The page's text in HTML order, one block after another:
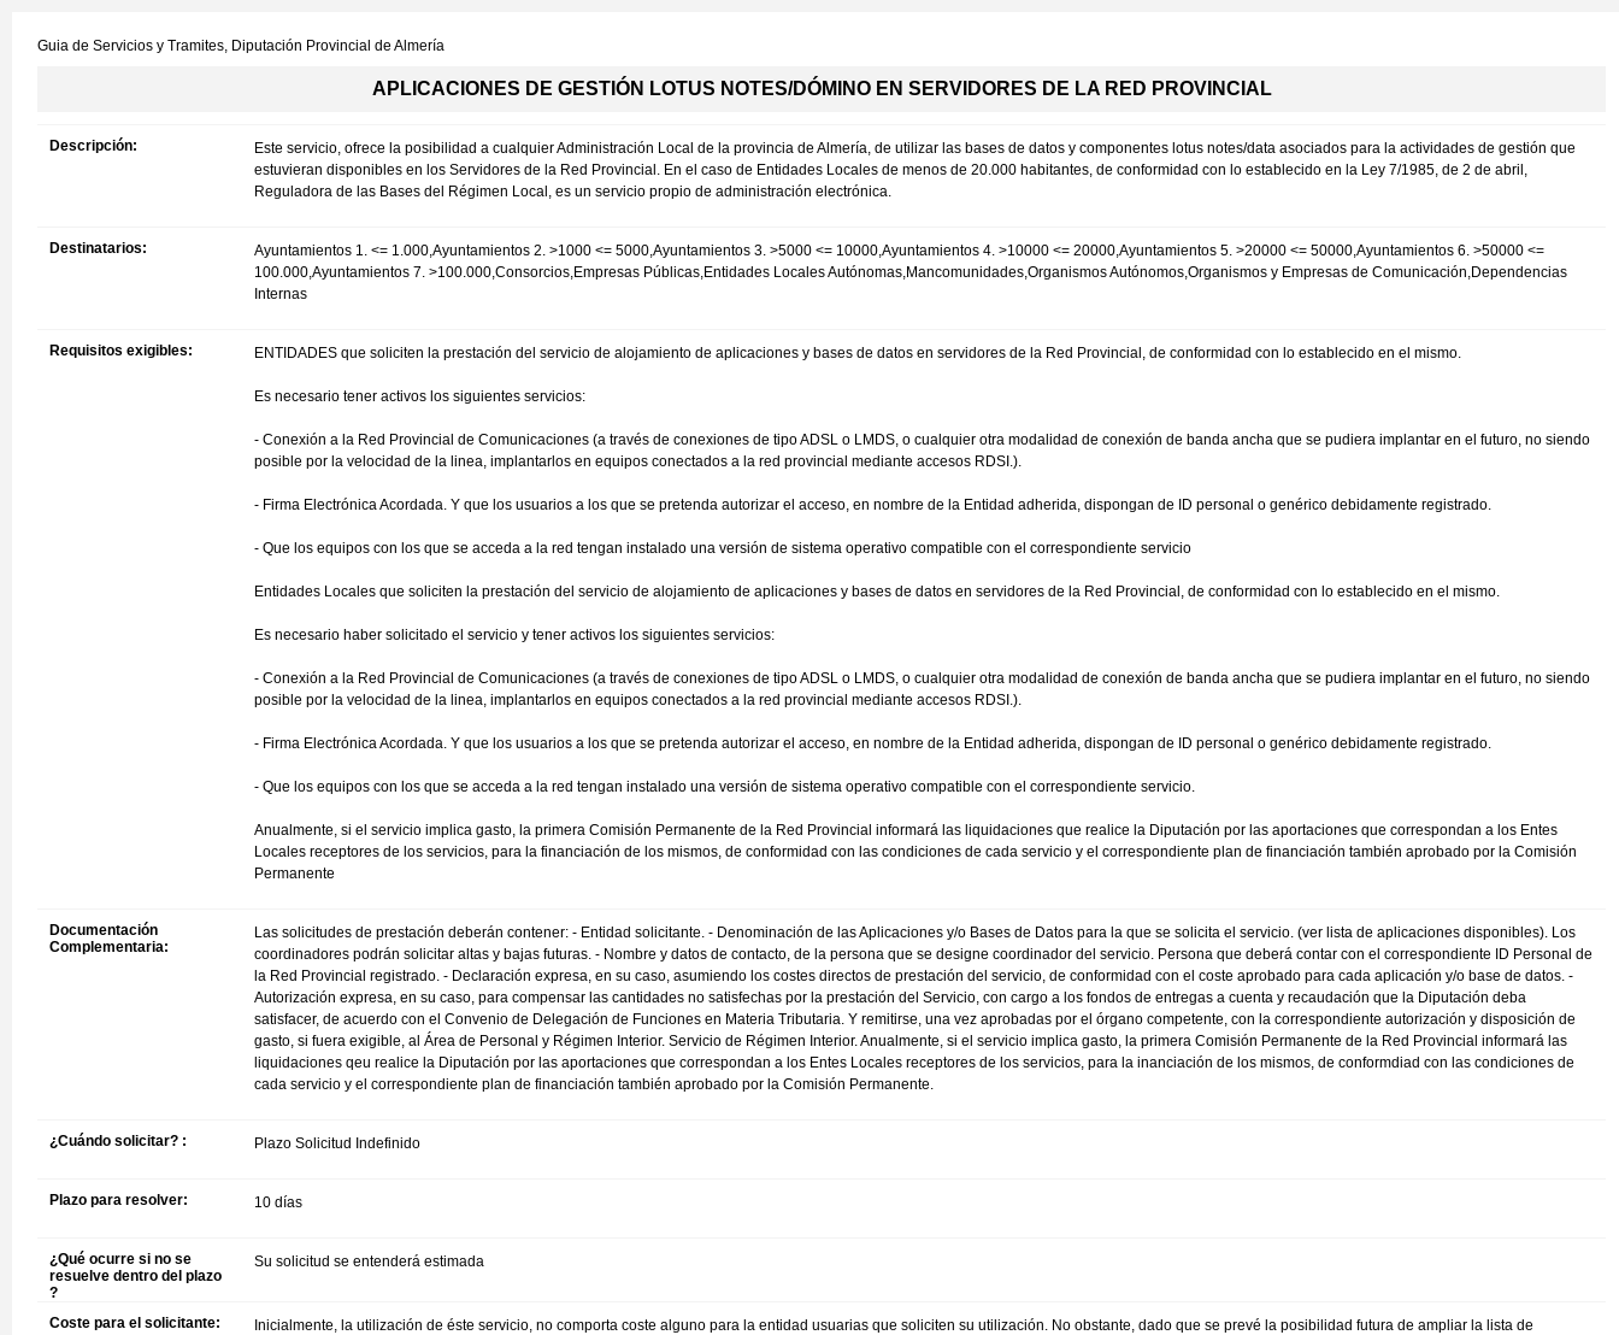
Guia de Servicios y Tramites, Diputación Provincial de Almería
APLICACIONES DE GESTIÓN LOTUS NOTES/DÓMINO EN SERVIDORES DE LA RED PROVINCIAL
Descripción:
Este servicio, ofrece la posibilidad a cualquier Administración Local de la provincia de Almería, de utilizar las bases de datos y componentes lotus notes/data asociados para la actividades de gestión que
estuvieran disponibles en los Servidores de la Red Provincial. En el caso de Entidades Locales de menos de 20.000 habitantes, de conformidad con lo establecido en la Ley 7/1985, de 2 de abril,
Reguladora de las Bases del Régimen Local, es un servicio propio de administración electrónica.
Destinatarios:
Ayuntamientos 1. <= 1.000,Ayuntamientos 2. >1000 <= 5000,Ayuntamientos 3. >5000 <= 10000,Ayuntamientos 4. >10000 <= 20000,Ayuntamientos 5. >20000 <= 50000,Ayuntamientos 6. >50000 <=
100.000,Ayuntamientos 7. >100.000,Consorcios,Empresas Públicas,Entidades Locales Autónomas,Mancomunidades,Organismos Autónomos,Organismos y Empresas de Comunicación,Dependencias
Internas
Requisitos exigibles: ENTIDADES que soliciten la prestación del servicio de alojamiento de aplicaciones y bases de datos en servidores de la Red Provincial, de conformidad con lo establecido en el mismo.
Es necesario tener activos los siguientes servicios:
- Conexión a la Red Provincial de Comunicaciones (a través de conexiones de tipo ADSL o LMDS, o cualquier otra modalidad de conexión de banda ancha que se pudiera implantar en el futuro, no siendo
posible por la velocidad de la linea, implantarlos en equipos conectados a la red provincial mediante accesos RDSI.).
- Firma Electrónica Acordada. Y que los usuarios a los que se pretenda autorizar el acceso, en nombre de la Entidad adherida, dispongan de ID personal o genérico debidamente registrado.
- Que los equipos con los que se acceda a la red tengan instalado una versión de sistema operativo compatible con el correspondiente servicio
Entidades Locales que soliciten la prestación del servicio de alojamiento de aplicaciones y bases de datos en servidores de la Red Provincial, de conformidad con lo establecido en el mismo.
Es necesario haber solicitado el servicio y tener activos los siguientes servicios:
- Conexión a la Red Provincial de Comunicaciones (a través de conexiones de tipo ADSL o LMDS, o cualquier otra modalidad de conexión de banda ancha que se pudiera implantar en el futuro, no siendo
posible por la velocidad de la linea, implantarlos en equipos conectados a la red provincial mediante accesos RDSI.).
- Firma Electrónica Acordada. Y que los usuarios a los que se pretenda autorizar el acceso, en nombre de la Entidad adherida, dispongan de ID personal o genérico debidamente registrado.
- Que los equipos con los que se acceda a la red tengan instalado una versión de sistema operativo compatible con el correspondiente servicio.
Anualmente, si el servicio implica gasto, la primera Comisión Permanente de la Red Provincial informará las liquidaciones que realice la Diputación por las aportaciones que correspondan a los Entes
Locales receptores de los servicios, para la financiación de los mismos, de conformidad con las condiciones de cada servicio y el correspondiente plan de financiación también aprobado por la Comisión
Permanente
Documentación
Complementaria:
Las solicitudes de prestación deberán contener: - Entidad solicitante. - Denominación de las Aplicaciones y/o Bases de Datos para la que se solicita el servicio. (ver lista de aplicaciones disponibles). Los
coordinadores podrán solicitar altas y bajas futuras. - Nombre y datos de contacto, de la persona que se designe coordinador del servicio. Persona que deberá contar con el correspondiente ID Personal de
la Red Provincial registrado. - Declaración expresa, en su caso, asumiendo los costes directos de prestación del servicio, de conformidad con el coste aprobado para cada aplicación y/o base de datos. -
Autorización expresa, en su caso, para compensar las cantidades no satisfechas por la prestación del Servicio, con cargo a los fondos de entregas a cuenta y recaudación que la Diputación deba
satisfacer, de acuerdo con el Convenio de Delegación de Funciones en Materia Tributaria. Y remitirse, una vez aprobadas por el órgano competente, con la correspondiente autorización y disposición de
gasto, si fuera exigible, al Área de Personal y Régimen Interior. Servicio de Régimen Interior. Anualmente, si el servicio implica gasto, la primera Comisión Permanente de la Red Provincial informará las
liquidaciones qeu realice la Diputación por las aportaciones que correspondan a los Entes Locales receptores de los servicios, para la inanciación de los mismos, de conformdiad con las condiciones de
cada servicio y el correspondiente plan de financiación también aprobado por la Comisión Permanente.
¿Cuándo solicitar? : Plazo Solicitud Indefinido
Plazo para resolver: 10 días
¿Qué ocurre si no se
resuelve dentro del plazo
?
Su solicitud se entenderá estimada
Coste para el solicitante:
Inicialmente, la utilización de éste servicio, no comporta coste alguno para la entidad usuarias que soliciten su utilización. No obstante, dado que se prevé la posibilidad futura de ampliar la lista de